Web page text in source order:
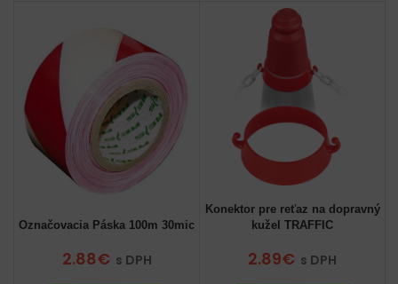
Označovacia Páska 100m 30mic
2.88€ s DPH
Konektor pre reťaz na dopravný
kužel TRAFFIC
2.89€ s DPH